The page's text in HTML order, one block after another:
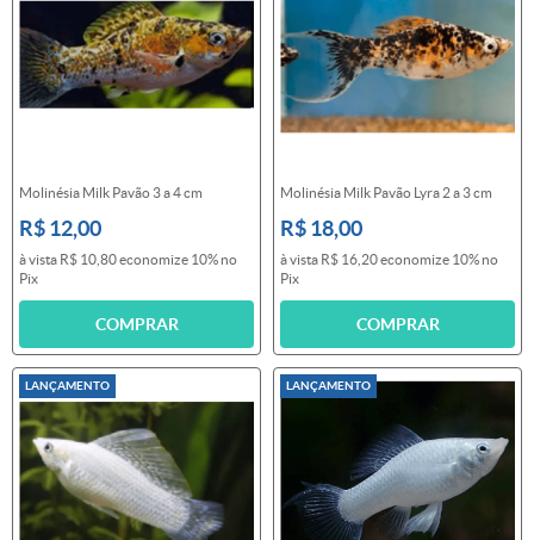
Molinésia Milk Pavão 3 a 4 cm
R$ 12,00
à vista R$ 10,80economize 10% no
Pix
COMPRAR
Molinésia Milk Pavão Lyra 2 a 3 cm
R$ 18,00
à vista R$ 16,20economize 10% no
Pix
COMPRAR
LANÇAMENTO LANÇAMENTO